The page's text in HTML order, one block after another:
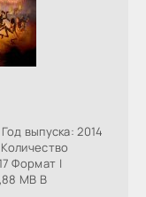
выпуска: 2014
Формат |
MB В